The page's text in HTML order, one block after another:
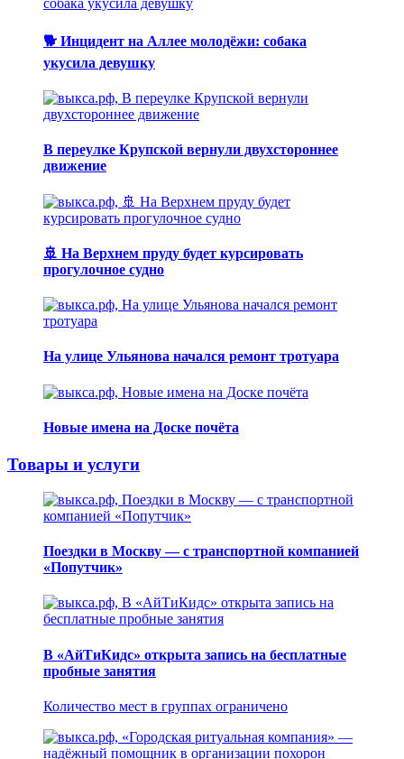
🐕 Инцидент на Аллее молодёжи: собака
укусила девушку
В переулке Крупской вернули двухстороннее
движение
🚢 На Верхнем пруду будет курсировать
прогулочное судно
На улице Ульянова начался ремонт тротуара
Новые имена на Доске почёта
Товары и услуги
Поездки в Москву — с транспортной компанией
«Попутчик»
В «АйТиКидс» открыта запись на бесплатные
пробные занятия
Количество мест в группах ограничено